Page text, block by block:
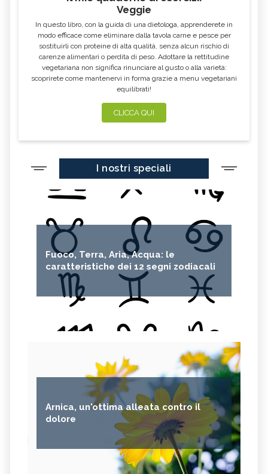
Veggie
In questo libro, con la guida di una dietologa, apprenderete in
modo efficace come eliminare dalla tavola carne e pesce per
sostituirli con proteine di alta qualità, senza alcun rischio di
carenze alimentari o perdita di peso. Adottare la rettitudine
vegetariana non significa rinunciare al gusto o alla varietà:
scoprirete come mantenervi in forma grazie a menu vegetariani
equilibrati!
CLICCA QUI
I nostri speciali
Fuoco, Terra, Aria, Acqua: le
caratteristiche dei 12 segni zodiacali
Arnica, un'ottima alleata contro il
dolore